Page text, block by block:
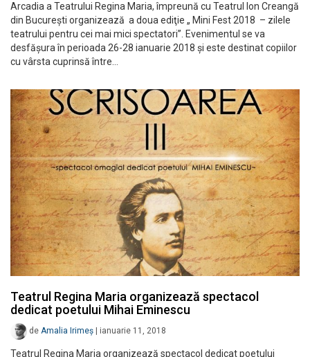
Arcadia a Teatrului Regina Maria, împreună cu Teatrul Ion Creangă
din Bucureşti organizează a doua ediţie „ Mini Fest 2018 – zilele
teatrului pentru cei mai mici spectatori”. Evenimentul se va
desfășura în perioada 26-28 ianuarie 2018 și este destinat copiilor
cu vârsta cuprinsă între…
Teatrul Regina Maria organizează spectacol
dedicat poetului Mihai Eminescu
de Amalia Irimeș ianuarie 11, 2018
Teatrul Regina Maria organizează spectacol dedicat poetului